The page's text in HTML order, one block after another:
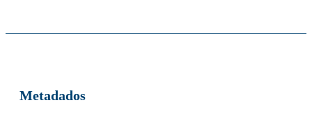
Metadados